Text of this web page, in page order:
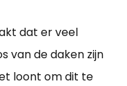
dat er veel
van de daken zijn
loont om dit te